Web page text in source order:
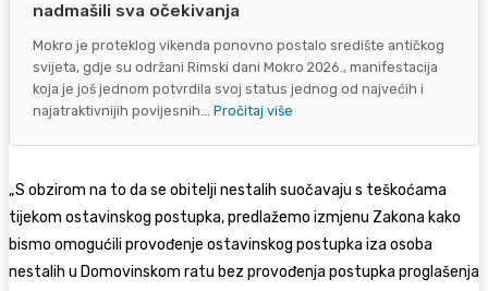
nadmašili sva očekivanja
Mokro je proteklog vikenda ponovno postalo središte antičkog
svijeta, gdje su održani Rimski dani Mokro 2026., manifestacija
koja je još jednom potvrdila svoj status jednog od najvećih i
najatraktivnijih povijesnih... Pročitaj više
„S obzirom na to da se obitelji nestalih suočavaju s teškoćama
tijekom ostavinskog postupka, predlažemo izmjenu Zakona kako
bismo omogućili provođenje ostavinskog postupka iza osoba
nestalih u Domovinskom ratu bez provođenja postupka proglašenja